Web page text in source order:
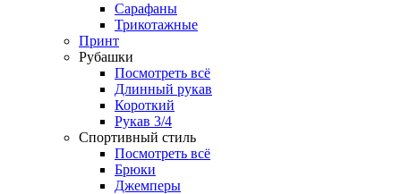
Сарафаны
Трикотажные
Принт
Рубашки
Посмотреть всё
Длинный рукав
Короткий
Рукав 3/4
Спортивный стиль
Посмотреть всё
Брюки
Джемперы